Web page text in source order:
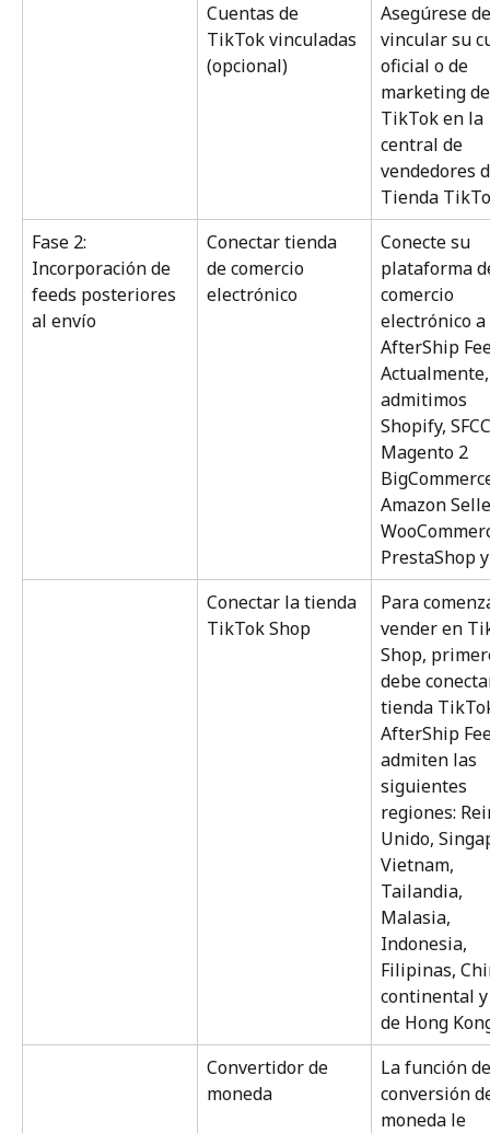
Cuentas de
TikTok vinculadas
(opcional)
Asegúrese
vincular su
oficial o de
marketing
TikTok en la
central de
vendedores
Tienda
Fase 2:
Incorporación de
feeds posteriores
al envío
Conectar tienda
de comercio
electrónico
Conecte su
plataforma
comercio
electrónico a
AfterShip
admitimos
Shopify,
Magento 2
Amazon
PrestaShop
Conectar la tienda
TikTok Shop
Para
vender en
Shop,
debe
tienda
AfterShip
admiten las
siguientes
regiones:
Unido,
Vietnam,
Tailandia,
Malasia,
Indonesia,
Filipinas,
continental y
de Hong
Convertidor de
moneda
La función
conversión
moneda le